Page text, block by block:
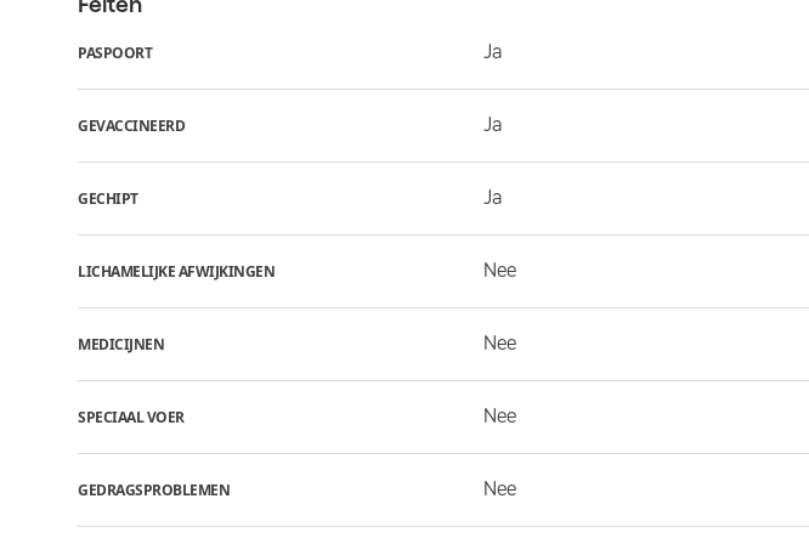
PASPOORT Ja
GEVACCINEERD Ja
GECHIPT Ja
LICHAMELIJKE AFWIJKINGEN Nee
MEDICIJNEN Nee
SPECIAAL VOER Nee
GEDRAGSPROBLEMEN Nee